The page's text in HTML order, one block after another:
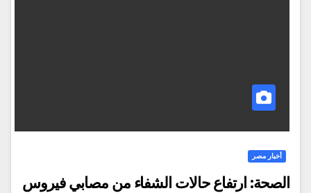
أخبار مصر
الصحة: ارتفاع حالات الشفاء من مصابي فيروس